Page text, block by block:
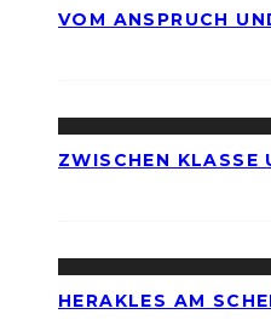
VOM ANSPRUCH
ZWISCHEN KLASSE
HERAKLES AM